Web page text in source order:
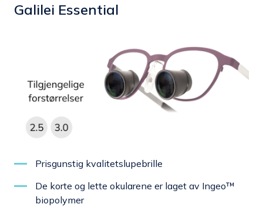
Galilei Essential
Prisgunstig kvalitetslupebrille
De korte og lette okularene er laget av Ingeo™
biopolymer